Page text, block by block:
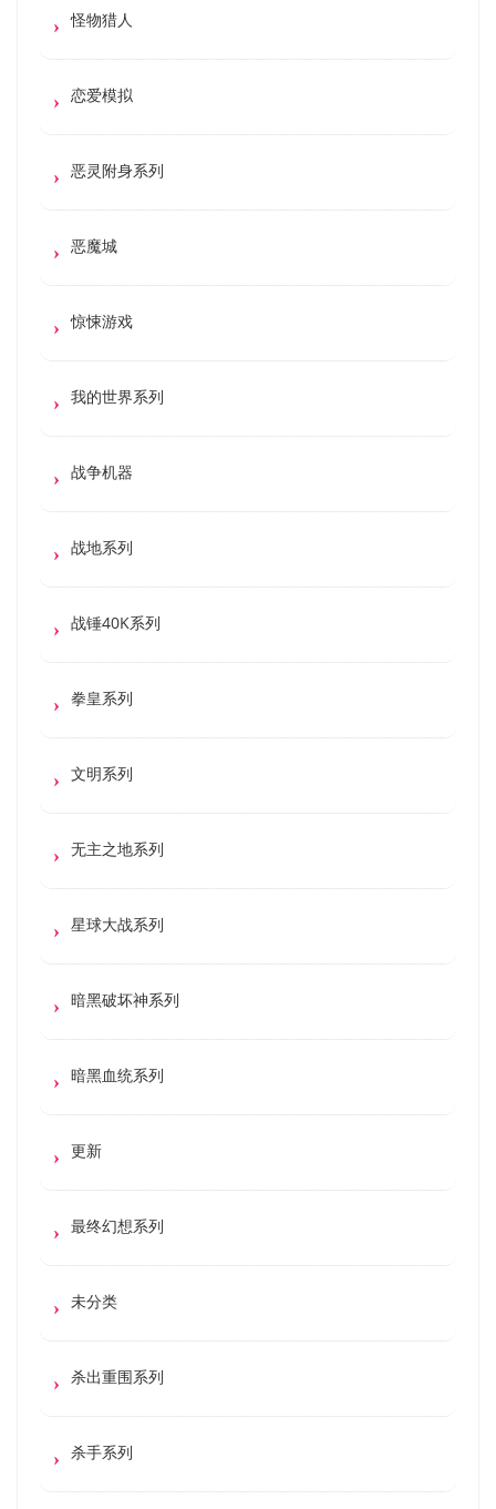
怪物猎人
恋爱模拟
恶灵附身系列
恶魔城
惊悚游戏
我的世界系列
战争机器
战地系列
战锤40K系列
拳皇系列
文明系列
无主之地系列
星球大战系列
暗黑破坏神系列
暗黑血统系列
更新
最终幻想系列
未分类
杀出重围系列
杀手系列